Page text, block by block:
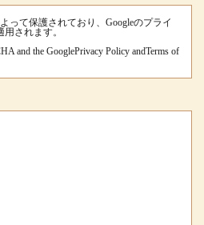
って保護されており、Googleのプライ
されます。
and the GooglePrivacy Policy andTerms of